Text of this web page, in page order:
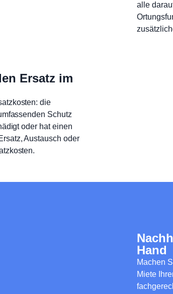
alle
Ersatz im
die
Schutz
oder hat einen
Austausch oder
Hand
Machen
Miete